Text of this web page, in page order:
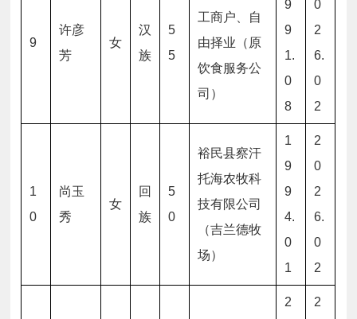
9
许彦
芳
女
汉
族
5
5
工商户、自
由择业（原
饮食服务公
司）
9
9
1.
0
8
0
2
6.
0
2
1
0
尚玉
秀
女
回
族
5
0
裕民县察汗
托海农牧科
技有限公司
（吉兰德牧
场）
1
9
9
4.
0
1
2
0
2
6.
0
2
2
2